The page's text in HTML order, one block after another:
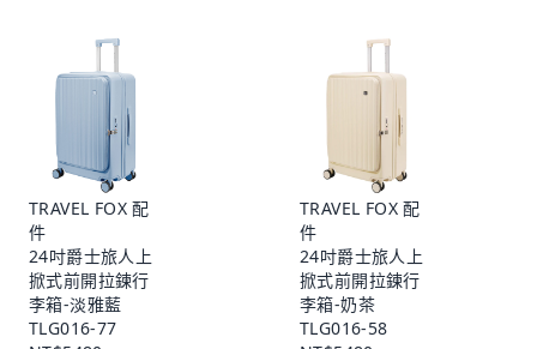
TRAVEL FOX 配
件
24吋爵士旅人上
掀式前開拉鍊行
李箱-淡雅藍
TLG016-77
TRAVEL FOX 配
件
24吋爵士旅人上
掀式前開拉鍊行
李箱-奶茶
TLG016-58